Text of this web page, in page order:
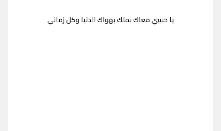
يا حبيبي معاك بملك بهواك الدنيا وكل زماني